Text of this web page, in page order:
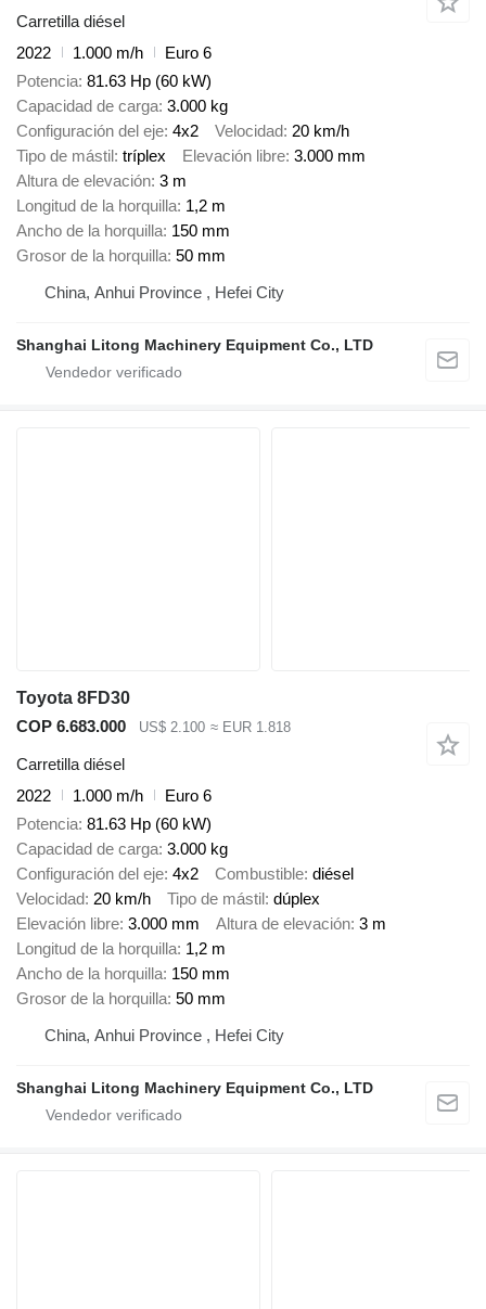
Carretilla diésel
2022
1.000 m/h
Euro 6
Potencia 81.63 Hp (60 kW)
Capacidad de carga 3.000 kg
Configuración del eje 4x2 Velocidad 20 km/h
Tipo de mástil tríplex Elevación libre 3.000 mm
Altura de elevación 3 m
Longitud de la horquilla 1,2 m
Ancho de la horquilla 150 mm
Grosor de la horquilla 50 mm
China, Anhui Province , Hefei City
Shanghai Litong Machinery Equipment Co., LTD
Toyota 8FD30
COP 6.683.000
US$ 2.100 ≈ EUR 1.818
Carretilla diésel
2022
1.000 m/h
Euro 6
Potencia 81.63 Hp (60 kW)
Capacidad de carga 3.000 kg
Configuración del eje 4x2 Combustible diésel
Velocidad 20 km/h Tipo de mástil dúplex
Elevación libre 3.000 mm Altura de elevación 3 m
Longitud de la horquilla 1,2 m
Ancho de la horquilla 150 mm
Grosor de la horquilla 50 mm
China, Anhui Province , Hefei City
Shanghai Litong Machinery Equipment Co., LTD